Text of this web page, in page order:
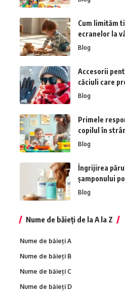
Cum limităm
ecranelor la
Blog
Accesorii
căciuli care
Blog
Primele
copilul în
Blog
Îngrijirea
șamponului
Blog
Nume de băieți de la A la Z
Nume de băieți A
Nume de băieți B
Nume de băieți C
Nume de băieți D